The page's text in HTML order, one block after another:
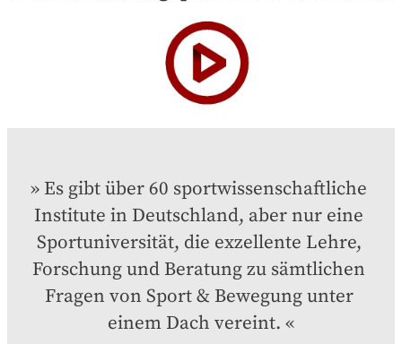
Es gibt über 60 sportwissenschaftliche
Institute in Deutschland, aber nur eine
Sportuniversität, die exzellente Lehre,
Forschung und Beratung zu sämtlichen
Fragen von Sport & Bewegung unter
einem Dach vereint.